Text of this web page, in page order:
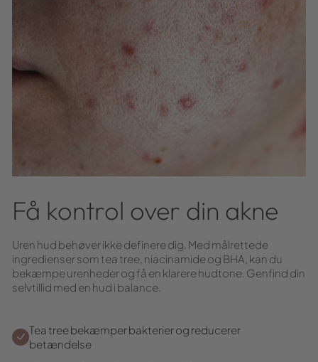
Få kontrol over din akne
Uren hud behøver ikke definere dig. Med målrettede
ingredienser som tea tree, niacinamide og BHA, kan du
bekæmpe urenheder og få en klarere hudtone. Genfind din
selvtillid med en hud i balance.
Tea tree bekæmper bakterier og reducerer
betændelse